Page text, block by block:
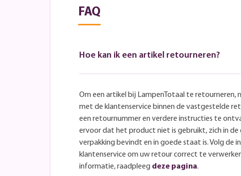
FAQ
Hoe kan ik een artikel retourneren?
Om een artikel bij LampenTotaal te retourneren,
met de klantenservice binnen de vastgestelde
een retournummer en verdere instructies te
ervoor dat het product niet is gebruikt, zich in de
verpakking bevindt en in goede staat is. Volg de
klantenservice om uw retour correct te
informatie, raadpleeg deze pagina.